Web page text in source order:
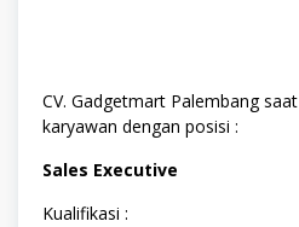
CV. Gadgetmart Palembang
karyawan dengan posisi :
Sales Executive
Kualifikasi :